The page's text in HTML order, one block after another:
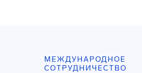
МЕЖДУНАРОДНОЕ
СОТРУДНИЧЕСТВО